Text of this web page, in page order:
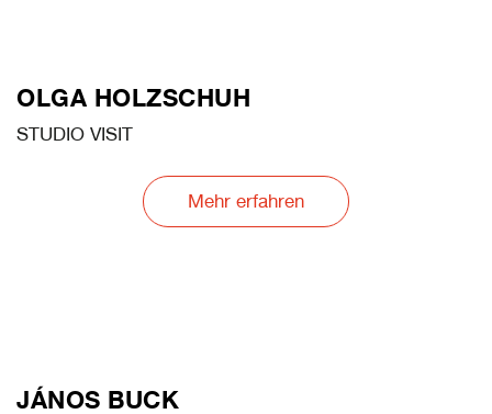
OLGA HOLZSCHUH
STUDIO VISIT
Mehr erfahren
JÁNOS BUCK